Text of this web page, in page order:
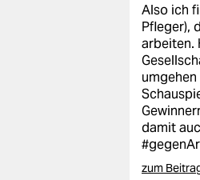
Also ich
Pfleger),
arbeiten.
damit
zum